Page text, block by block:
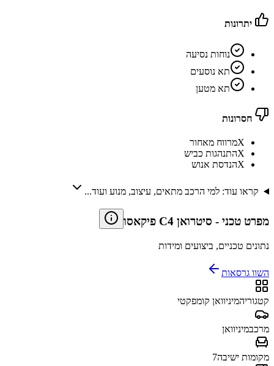
יתרונות
נוחות נסיעה
תא נוסעים
תא מטען
חסרונות
Xמרווח מאחור
Xהתנהגות כביש
Xהנדסת אנוש
קראו עוד: למי הרכב מתאים, עיצוב, מנוע ועוד...
מפרט טכני - סיטרואן C4 פיקאסו
נתונים טכניים, ביצועים ומידות
השוו גרסאות
קטגוריהמיניוואן קומפקטי
מרכבמיניוואן
מקומות ישיבה7